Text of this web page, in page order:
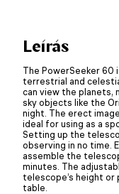
Leírás
The PowerSeeker
terrestrial and
can view the planets,
sky objects like the
night. The erect
ideal for using as a
Setting up the
observing in no time.
assemble the
minutes. The
telescope’s height or
table.